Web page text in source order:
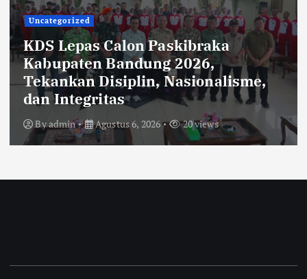
Uncategorized
Rehabilitasi Ruang Kelas SMPN 2
Cilengkrang: CV Cipta Purnama
Abadi Diduga Langgar Aturan
Transparansi dan K3
Byadmin Agustus 6, 2026 35 views